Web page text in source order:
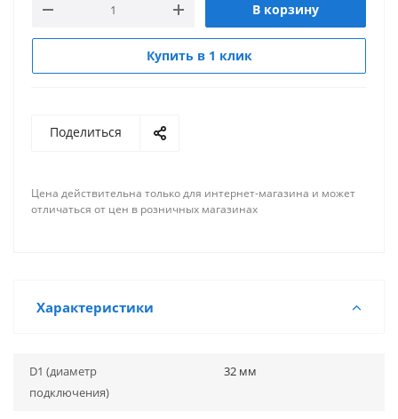
В корзину
Купить в 1 клик
Поделиться
Цена действительна только для интернет-магазина и может
отличаться от цен в розничных магазинах
Характеристики
D1 (диаметр
подключения)
32 мм